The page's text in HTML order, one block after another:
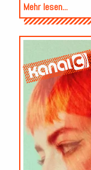
Mehr lesen...